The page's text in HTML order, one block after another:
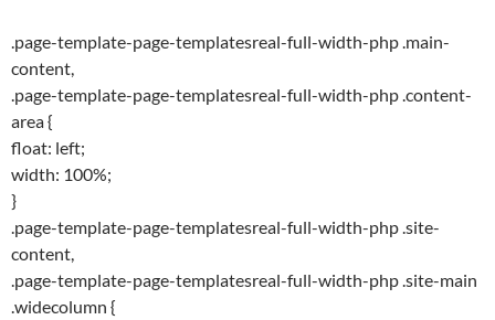
.page-template-page-templatesreal-full-width-php .main-
content,
.page-template-page-templatesreal-full-width-php .content-
area {
float: left;
width: 100%;
}
.page-template-page-templatesreal-full-width-php .site-
content,
.page-template-page-templatesreal-full-width-php .site-main
.widecolumn {